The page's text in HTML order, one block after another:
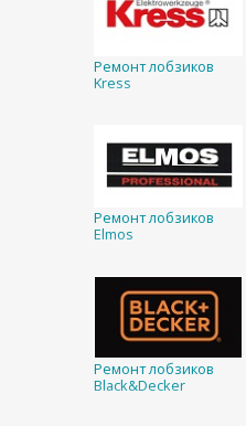
Ремонт лобзиков
Kress
Ремонт лобзиков
Elmos
Ремонт лобзиков
Black&Decker